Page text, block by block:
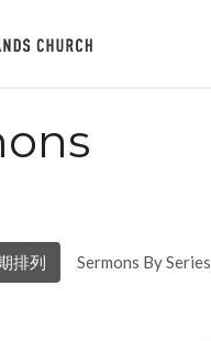
排列 Sermons By Series